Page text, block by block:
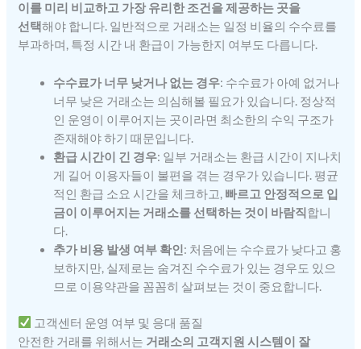
이를 미리 비교하고 가장 유리한 조건을 제공하는 곳을
선택해야 합니다. 일반적으로 거래소는 일정 비율의 수수료를
부과하며, 특정 시간 내 환급이 가능한지 여부도 다릅니다.
수수료가 너무 낮거나 없는 경우: 수수료가 아예 없거나
너무 낮은 거래소는 의심해볼 필요가 있습니다. 정상적
인 운영이 이루어지는 곳이라면 최소한의 수익 구조가
존재해야 하기 때문입니다.
환급 시간이 긴 경우: 일부 거래소는 환급 시간이 지나치
게 길어 이용자들이 불편을 겪는 경우가 있습니다. 평균
적인 환급 소요 시간을 체크하고, 빠르고 안정적으로 입
금이 이루어지는 거래소를 선택하는 것이 바람직합니
다.
추가 비용 발생 여부 확인 : 처음에는 수수료가 낮다고 홍
보하지만, 실제로는 숨겨진 수수료가 있는 경우도 있으
므로 이용약관을 꼼꼼히 살펴보는 것이 중요합니다.
고객센터 운영 여부 및 응대 품질
안전한 거래를 위해서는 거래소의 고객지원 시스템이 잘